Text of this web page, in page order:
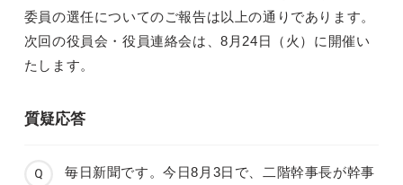
委員の選任についてのご報告は以上の通りであります。
次回の役員会・役員連絡会は、8月24日（火）に開催い
たします。
質疑応答
毎日新聞です。今日8月3日で、二階幹事長が幹事